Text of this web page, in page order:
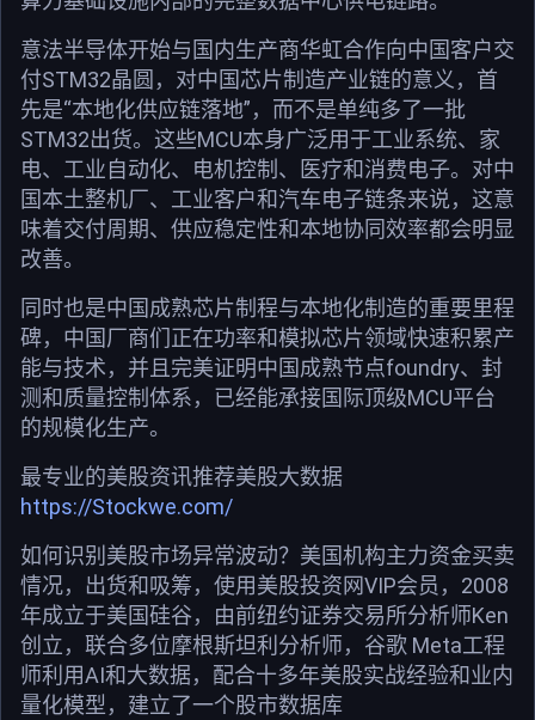
意法半导体开始与国内生产商华虹合作向中国客户交
付STM32晶圆，对中国芯片制造产业链的意义，首
先是“本地化供应链落地”，而不是单纯多了一批
STM32出货。这些MCU本身广泛用于工业系统、家
电、工业自动化、电机控制、医疗和消费电子。对中
国本土整机厂、工业客户和汽车电子链条来说，这意
味着交付周期、供应稳定性和本地协同效率都会明显
改善。
同时也是中国成熟芯片制程与本地化制造的重要里程
碑，中国厂商们正在功率和模拟芯片领域快速积累产
能与技术，并且完美证明中国成熟节点foundry、封
测和质量控制体系，已经能承接国际顶级MCU平台
的规模化生产。
最专业的美股资讯推荐美股大数据
https://Stockwe.com/
如何识别美股市场异常波动？美国机构主力资金买卖
情况，出货和吸筹，使用美股投资网VIP会员，2008
年成立于美国硅谷，由前纽约证券交易所分析师Ken
创立，联合多位摩根斯坦利分析师，谷歌 Meta工程
师利用AI和大数据，配合十多年美股实战经验和业内
量化模型，建立了一个股市数据库